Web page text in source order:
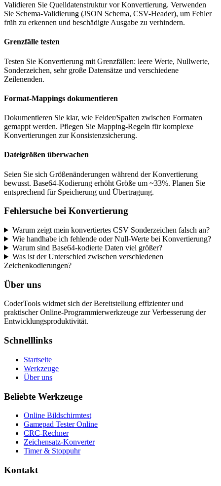
Validieren Sie Quelldatenstruktur vor Konvertierung. Verwenden
Sie Schema-Validierung (JSON Schema, CSV-Header), um Fehler
früh zu erkennen und beschädigte Ausgabe zu verhindern.
Grenzfälle testen
Testen Sie Konvertierung mit Grenzfällen: leere Werte, Nullwerte,
Sonderzeichen, sehr große Datensätze und verschiedene
Zeilenenden.
Format-Mappings dokumentieren
Dokumentieren Sie klar, wie Felder/Spalten zwischen Formaten
gemappt werden. Pflegen Sie Mapping-Regeln für komplexe
Konvertierungen zur Konsistenzsicherung.
Dateigrößen überwachen
Seien Sie sich Größenänderungen während der Konvertierung
bewusst. Base64-Kodierung erhöht Größe um ~33%. Planen Sie
entsprechend für Speicherung und Übertragung.
Fehlersuche bei Konvertierung
Warum zeigt mein konvertiertes CSV Sonderzeichen falsch an?
Wie handhabe ich fehlende oder Null-Werte bei Konvertierung?
Warum sind Base64-kodierte Daten viel größer?
Was ist der Unterschied zwischen verschiedenen
Zeichenkodierungen?
Über uns
CoderTools widmet sich der Bereitstellung effizienter und
praktischer Online-Programmierwerkzeuge zur Verbesserung der
Entwicklungsproduktivität.
Schnelllinks
Startseite
Werkzeuge
Über uns
Beliebte Werkzeuge
Online Bildschirmtest
Gamepad Tester Online
CRC-Rechner
Zeichensatz-Konverter
Timer & Stoppuhr
Kontakt